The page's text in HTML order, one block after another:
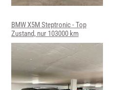
BMW X5M Steptronic - Top
Zustand, nur 103000 km